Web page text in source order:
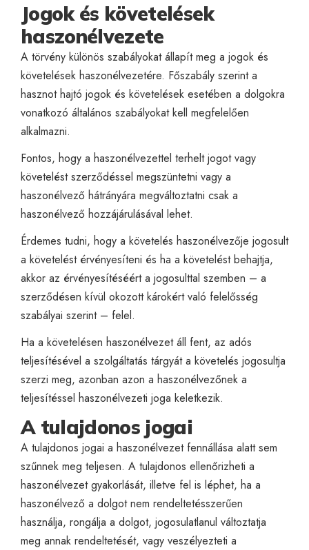
Jogok és követelések
haszonélvezete
A törvény különös szabályokat állapít meg a jogok és
követelések haszonélvezetére. Főszabály szerint a
hasznot hajtó jogok és követelések esetében a dolgokra
vonatkozó általános szabályokat kell megfelelően
alkalmazni.
Fontos, hogy a haszonélvezettel terhelt jogot vagy
követelést szerződéssel megszüntetni vagy a
haszonélvező hátrányára megváltoztatni csak a
haszonélvező hozzájárulásával lehet.
Érdemes tudni, hogy a követelés haszonélvezője jogosult
a követelést érvényesíteni és ha a követelést behajtja,
akkor az érvényesítéséért a jogosulttal szemben – a
szerződésen kívül okozott károkért való felelősség
szabályai szerint – felel.
Ha a követelésen haszonélvezet áll fent, az adós
teljesítésével a szolgáltatás tárgyát a követelés jogosultja
szerzi meg, azonban azon a haszonélvezőnek a
teljesítéssel haszonélvezeti joga keletkezik.
A tulajdonos jogai
A tulajdonos jogai a haszonélvezet fennállása alatt sem
szűnnek meg teljesen. A tulajdonos ellenőrizheti a
haszonélvezet gyakorlását, illetve fel is léphet, ha a
haszonélvező a dolgot nem rendeltetésszerűen
használja, rongálja a dolgot, jogosulatlanul változtatja
meg annak rendeltetését, vagy veszélyezteti a